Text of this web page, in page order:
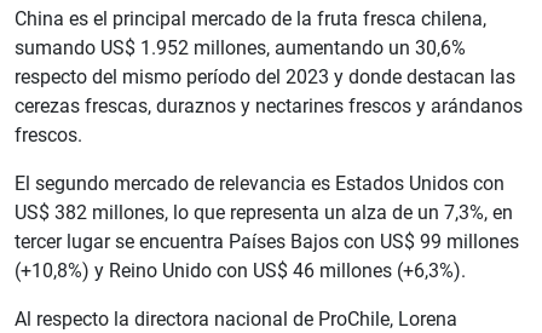
China es el principal mercado de la fruta fresca chilena,
sumando US$ 1.952 millones, aumentando un 30,6%
respecto del mismo período del 2023 y donde destacan las
cerezas frescas, duraznos y nectarines frescos y arándanos
frescos.
El segundo mercado de relevancia es Estados Unidos con
US$ 382 millones, lo que representa un alza de un 7,3%, en
tercer lugar se encuentra Países Bajos con US$ 99 millones
(+10,8%) y Reino Unido con US$ 46 millones (+6,3%).
Al respecto la directora nacional de ProChile, Lorena